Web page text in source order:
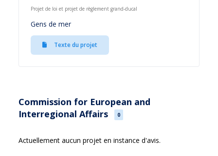
Projet de loi et projet de règlement grand-ducal
Gens de mer
Texte du projet
Commission for European and
Interregional Affairs
0
Actuellement aucun projet en instance d'avis.